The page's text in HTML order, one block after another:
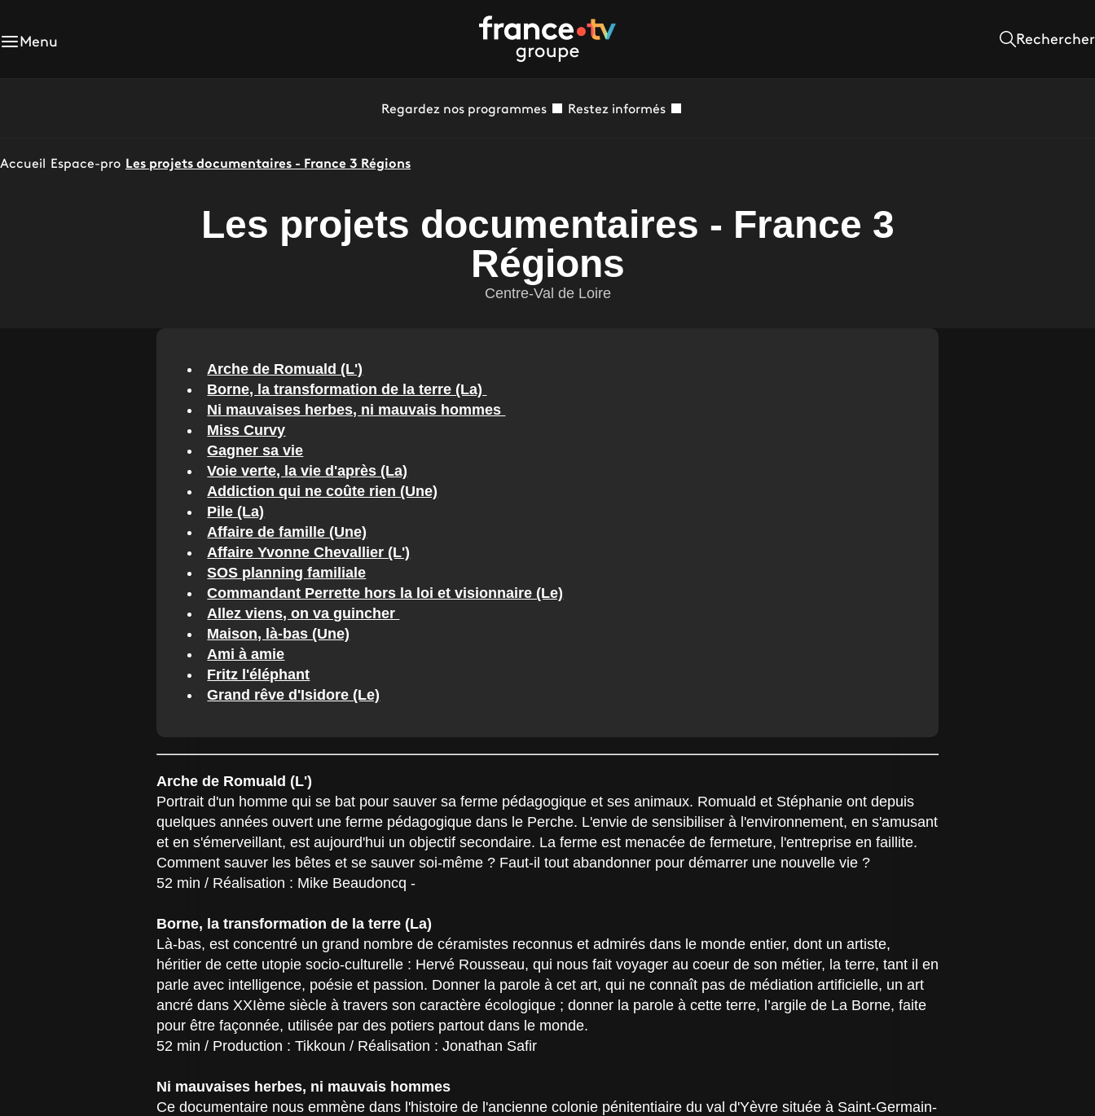
Menu Rechercher
Regardez nos programmes Restez informés
Accueil Espace-pro Les projets documentaires - France 3 Régions
Les projets documentaires - France 3
Régions
Centre-Val de Loire
Arche de Romuald (L')
Borne, la transformation de la terre (La)
Ni mauvaises herbes, ni mauvais hommes
Miss Curvy
Gagner sa vie
Voie verte, la vie d'après (La)
Addiction qui ne coûte rien (Une)
Pile (La)
Affaire de famille (Une)
Affaire Yvonne Chevallier (L')
SOS planning familiale
Commandant Perrette hors la loi et visionnaire (Le)
Allez viens, on va guincher
Maison, là-bas (Une)
Ami à amie
Fritz l'éléphant
Grand rêve d'Isidore (Le)
Arche de Romuald (L')
Portrait d'un homme qui se bat pour sauver sa ferme pédagogique et ses animaux. Romuald et Stéphanie ont depuis
quelques années ouvert une ferme pédagogique dans le Perche. L'envie de sensibiliser à l'environnement, en s'amusant
et en s'émerveillant, est aujourd'hui un objectif secondaire. La ferme est menacée de fermeture, l'entreprise en faillite.
Comment sauver les bêtes et se sauver soi-même ? Faut-il tout abandonner pour démarrer une nouvelle vie ?
52 min / Réalisation : Mike Beaudoncq -
Borne, la transformation de la terre (La)
Là-bas, est concentré un grand nombre de céramistes reconnus et admirés dans le monde entier, dont un artiste,
héritier de cette utopie socio-culturelle : Hervé Rousseau, qui nous fait voyager au coeur de son métier, la terre, tant il en
parle avec intelligence, poésie et passion. Donner la parole à cet art, qui ne connaît pas de médiation artificielle, un art
ancré dans XXIème siècle à travers son caractère écologique ; donner la parole à cette terre, l’argile de La Borne, faite
pour être façonnée, utilisée par des potiers partout dans le monde.
52 min / Production : Tikkoun / Réalisation : Jonathan Safir
Ni mauvaises herbes, ni mauvais hommes
Ce documentaire nous emmène dans l'histoire de l'ancienne colonie pénitentiaire du val d'Yèvre située à Saint-Germain-